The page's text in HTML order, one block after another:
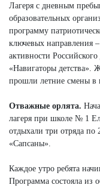
Лагеря с дневным
образовательных
программу
ключевых направления –
активности
«Навигаторы детства».
прошли летние смены в
Отважные орлята.
лагеря при школе № 1
отдыхали три отряда по
«Сапсаны».
Каждое утро ребята
Программа состояла из